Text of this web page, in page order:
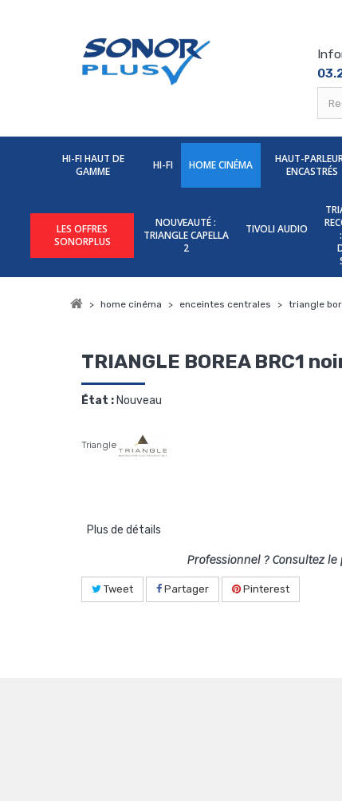
HI-FI HAUT DE
GAMME
HI-FI HOME CINÉMA
HAUT-
ENCASTRÉS
LES OFFRES
SONORPLUS
NOUVEAUTÉ :
TRIANGLE CAPELLA
2
TIVOLI AUDIO
> home cinéma > enceintes centrales > triangle
TRIANGLE BOREA BRC1
État : Nouveau
Triangle
Plus de détails
Professionnel ? Consultez
Tweet Partager Pinterest